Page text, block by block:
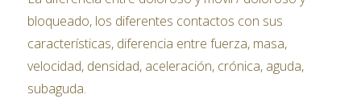
bloqueado, los diferentes contactos con sus
características, diferencia entre fuerza, masa,
velocidad, densidad, aceleración, crónica, aguda,
subaguda.